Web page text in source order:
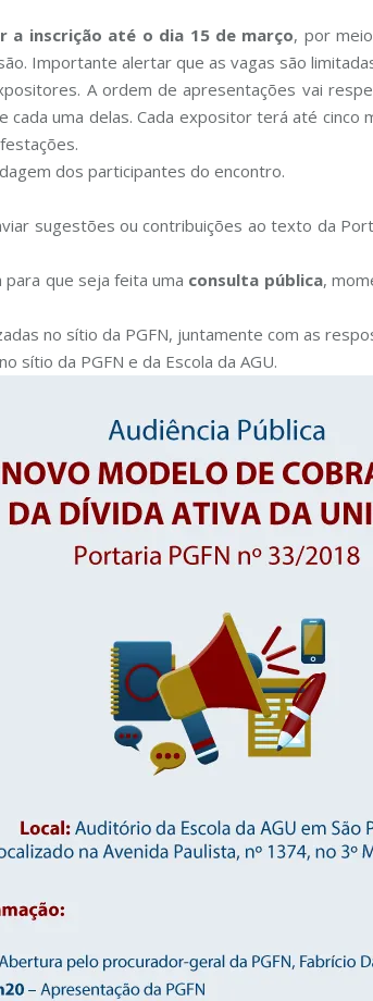
a inscrição até o dia 15 de março, por meio
Importante alertar que as vagas são
A ordem de apresentações vai
uma delas. Cada expositor terá até
dos participantes do encontro.
sugestões ou contribuições ao texto da
para que seja feita uma consulta pública,
no sítio da PGFN, juntamente com as
sítio da PGFN e da Escola da AGU.